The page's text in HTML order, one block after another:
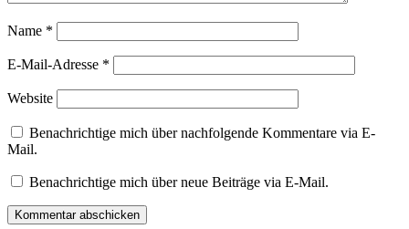
Name *
E-Mail-Adresse *
Website
Benachrichtige mich über nachfolgende Kommentare via E-
Mail.
Benachrichtige mich über neue Beiträge via E-Mail.